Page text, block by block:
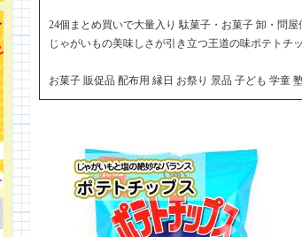
24個まとめ買いで大量入り 駄菓子・お菓子 卸・問屋
じゃがいもの美味しさが引き立つ王道の味ポテトチ
お菓子 販促品 配布用 縁日 お祭り 景品 子ども 学童